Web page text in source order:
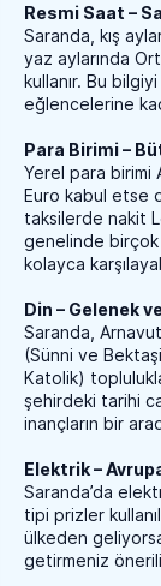
Resmi Saat –
Saranda, kış
yaz aylarında
kullanır. Bu
eğlencelerine
Para Birimi –
Yerel para birimi
Euro kabul etse
taksilerde nakit
genelinde birçok
kolayca
Din – Gelenek
Saranda,
(Sünni ve
Katolik)
şehirdeki tarihi
inançların bir
Elektrik –
Saranda’da
tipi prizler
ülkeden
getirmeniz